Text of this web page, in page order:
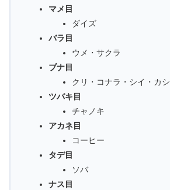
マメ目
ダイズ
バラ目
ウメ・サクラ
ブナ目
クリ・コナラ・シイ・カシ
ツバキ目
チャノキ
アカネ目
コーヒー
タデ目
ソバ
ナス目